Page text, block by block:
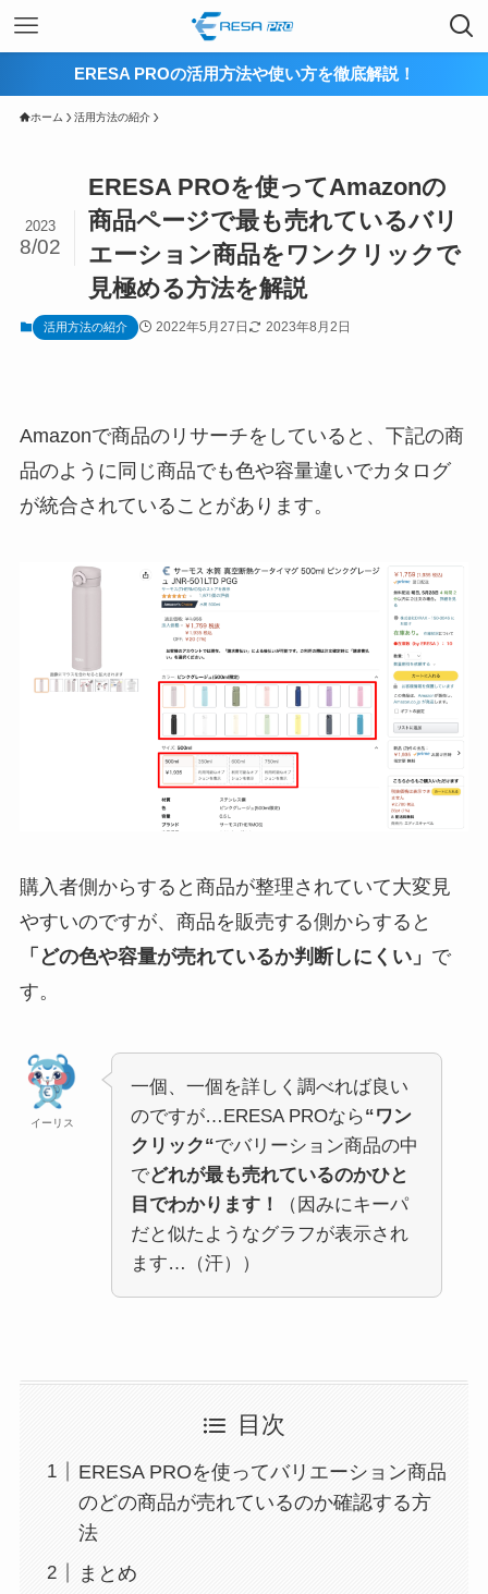
ERESA PROの活用方法や使い方を徹底解説！
ホーム 活用方法の紹介
ERESA PROを使ってAmazonの
商品ページで最も売れているバリ
エーション商品をワンクリックで
見極める方法を解説
2023
8/02
活用方法の紹介 2022年5月27日 2023年8月2日
Amazonで商品のリサーチをしていると、下記の商
品のように同じ商品でも色や容量違いでカタログ
が統合されていることがあります。
購入者側からすると商品が整理されていて大変見
やすいのですが、商品を販売する側からすると
「どの色や容量が売れているか判断しにくい」 で
す。
イーリス
一個、一個を詳しく調べれば良い
のですが…ERESA PROなら“ワン
クリック“でバリーション商品の中
でどれが最も売れているのかひと
目でわかります！
（因みにキーパ
だと似たようなグラフが表示され
ます…（汗））
目次
ERESA PROを使ってバリエーション商品
のどの商品が売れているのか確認する方
法
まとめ